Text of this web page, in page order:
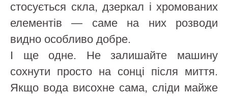
стосується скла, дзеркал і хромованих
елементів — саме на них розводи
видно особливо добре.
І ще одне. Не залишайте машину
сохнути просто на сонці після миття.
Якщо вода висохне сама, сліди майже